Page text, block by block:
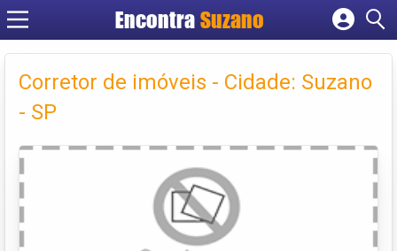
EncontraSuzano
Cadastrar empresa
Criar conta
Corretor de imóveis - Cidade: Suzano
- SP